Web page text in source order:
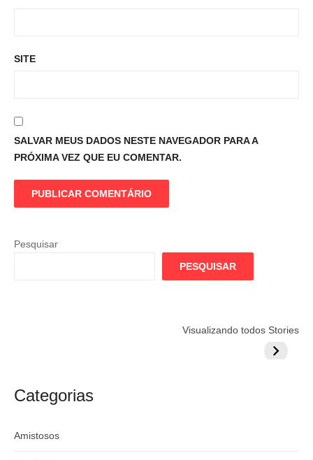
SITE
SALVAR MEUS DADOS NESTE NAVEGADOR PARA A
PRÓXIMA VEZ QUE EU COMENTAR.
Pesquisar
PESQUISAR
Visualizando todos Stories
argentino
Globo quer
Lesão
do
Categorias
Amistosos